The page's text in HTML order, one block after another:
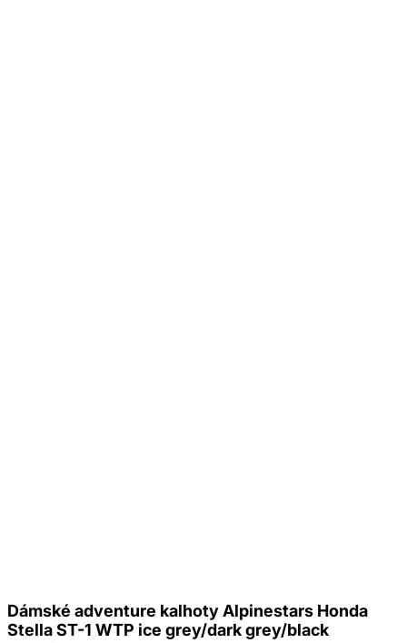
Dámské adventure kalhoty Alpinestars Honda
Stella ST-1 WTP ice grey/dark grey/black